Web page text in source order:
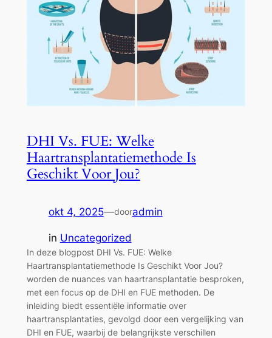
DHI Vs. FUE: Welke
Haartransplantatiemethode Is
Geschikt Voor Jou?
okt 4, 2025—dooradmin
in Uncategorized
In deze blogpost DHI Vs. FUE: Welke
Haartransplantatiemethode Is Geschikt Voor Jou?
worden de nuances van haartransplantatie besproken,
met een focus op de DHI en FUE methoden. De
inleiding biedt essentiële informatie over
haartransplantaties, gevolgd door een vergelijking van
DHI en FUE, waarbij de belangrijkste verschillen